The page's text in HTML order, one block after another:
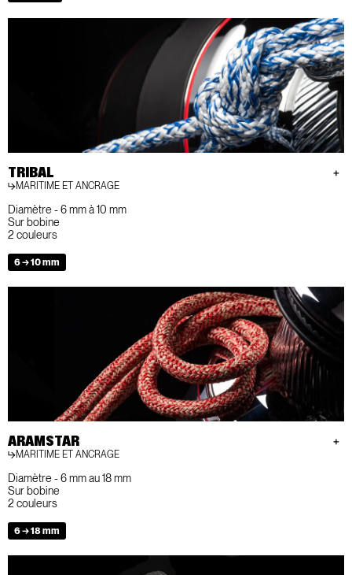
TRIBAL
MARITIME ET ANCRAGE
Diamètre - 6 mm à 10 mm
Sur bobine
2 couleurs
6 → 10 mm
ARAMSTAR
MARITIME ET ANCRAGE
Diamètre - 6 mm au 18 mm
Sur bobine
2 couleurs
6 → 18 mm